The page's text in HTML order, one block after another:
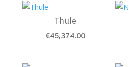
Thule
€45,374.00